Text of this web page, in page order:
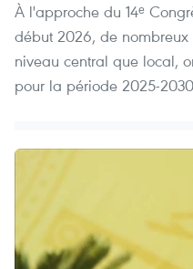
À l'approche du 14ᵉ
début 2026, de nombreux
niveau central que local,
pour la période 2025-